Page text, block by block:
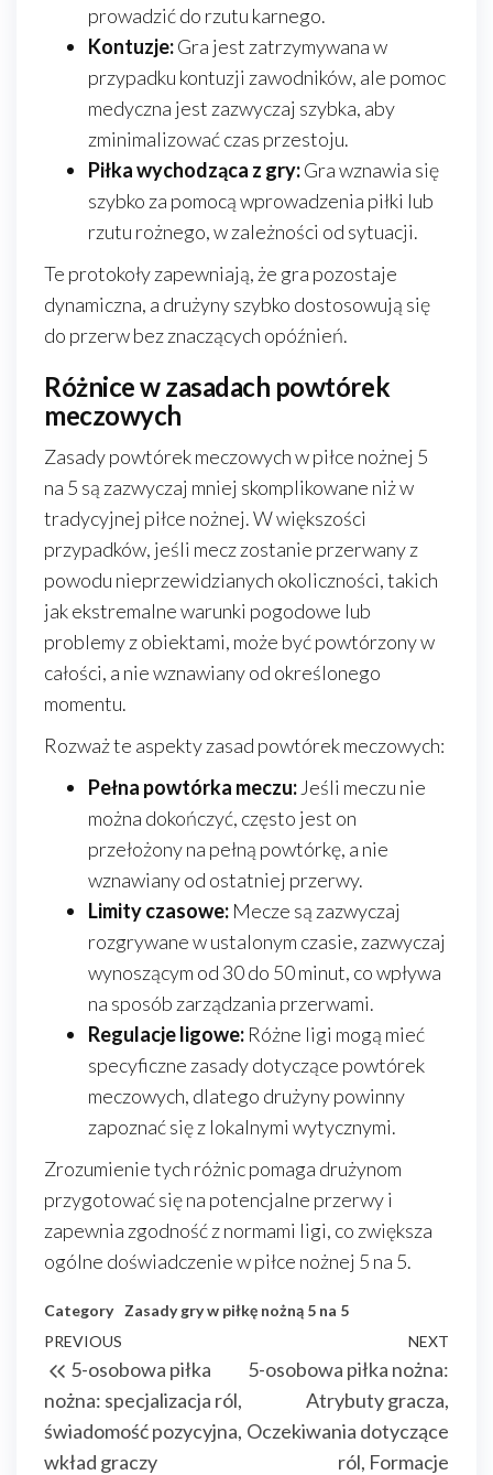
prowadzić do rzutu karnego.
Kontuzje:Gra jest zatrzymywana w
przypadku kontuzji zawodników, ale pomoc
medyczna jest zazwyczaj szybka, aby
zminimalizować czas przestoju.
Piłka wychodząca z gry:Gra wznawia się
szybko za pomocą wprowadzenia piłki lub
rzutu rożnego, w zależności od sytuacji.
Te protokoły zapewniają, że gra pozostaje
dynamiczna, a drużyny szybko dostosowują się
do przerw bez znaczących opóźnień.
Różnice w zasadach powtórek
meczowych
Zasady powtórek meczowych w piłce nożnej 5
na 5 są zazwyczaj mniej skomplikowane niż w
tradycyjnej piłce nożnej. W większości
przypadków, jeśli mecz zostanie przerwany z
powodu nieprzewidzianych okoliczności, takich
jak ekstremalne warunki pogodowe lub
problemy z obiektami, może być powtórzony w
całości, a nie wznawiany od określonego
momentu.
Rozważ te aspekty zasad powtórek meczowych:
Pełna powtórka meczu: Jeśli meczu nie
można dokończyć, często jest on
przełożony na pełną powtórkę, a nie
wznawiany od ostatniej przerwy.
Limity czasowe: Mecze są zazwyczaj
rozgrywane w ustalonym czasie, zazwyczaj
wynoszącym od 30 do 50 minut, co wpływa
na sposób zarządzania przerwami.
Regulacje ligowe: Różne ligi mogą mieć
specyficzne zasady dotyczące powtórek
meczowych, dlatego drużyny powinny
zapoznać się z lokalnymi wytycznymi.
Zrozumienie tych różnic pomaga drużynom
przygotować się na potencjalne przerwy i
zapewnia zgodność z normami ligi, co zwiększa
ogólne doświadczenie w piłce nożnej 5 na 5.
Category Zasady gry w piłkę nożną 5 na 5
Post
navigation
Previous
Post
PREVIOUS
5-osobowa piłka
nożna: specjalizacja ról,
świadomość pozycyjna,
wkład graczy
NEXT
5-osobowa piłka nożna:
Atrybuty gracza,
Oczekiwania dotyczące
ról, Formacje